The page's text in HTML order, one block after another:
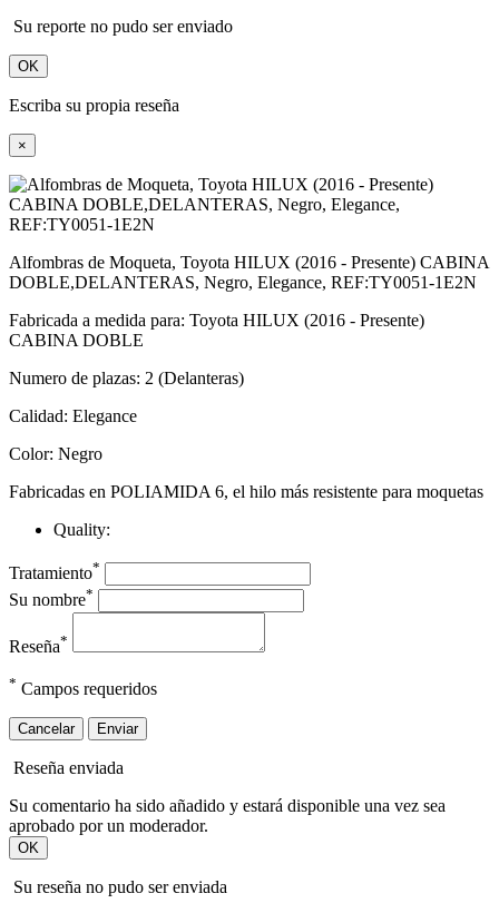
Su reporte no pudo ser enviado
OK
Escriba su propia reseña
×
Alfombras de Moqueta, Toyota HILUX (2016 - Presente) CABINA
DOBLE,DELANTERAS, Negro, Elegance, REF:TY0051-1E2N
Fabricada a medida para: Toyota HILUX (2016 - Presente)
CABINA DOBLE
Numero de plazas: 2 (Delanteras)
Calidad: Elegance
Color: Negro
Fabricadas en POLIAMIDA 6, el hilo más resistente para moquetas
Quality:
Tratamiento*
Su nombre*
Reseña*
* Campos requeridos
Cancelar Enviar
Reseña enviada
Su comentario ha sido añadido y estará disponible una vez sea
aprobado por un moderador.
OK
Su reseña no pudo ser enviada